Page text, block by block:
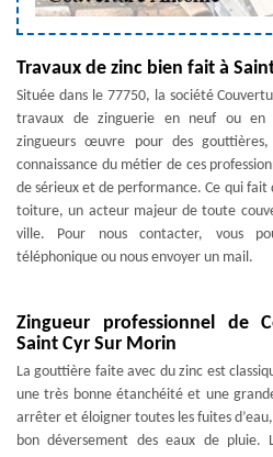
Travaux de zinc bien fait à
Située dans le 77750, la société
travaux de zinguerie en neuf ou en
zingueurs œuvre pour des
connaissance du métier de ces
de sérieux et de performance. Ce qui fait
toiture, un acteur majeur de toute
ville. Pour nous contacter, vous
téléphonique ou nous envoyer un mail.
Zingueur professionnel de
Saint Cyr Sur Morin
La gouttière faite avec du zinc est
une très bonne étanchéité et une
arrêter et éloigner toutes les fuites
bon déversement des eaux de pluie.